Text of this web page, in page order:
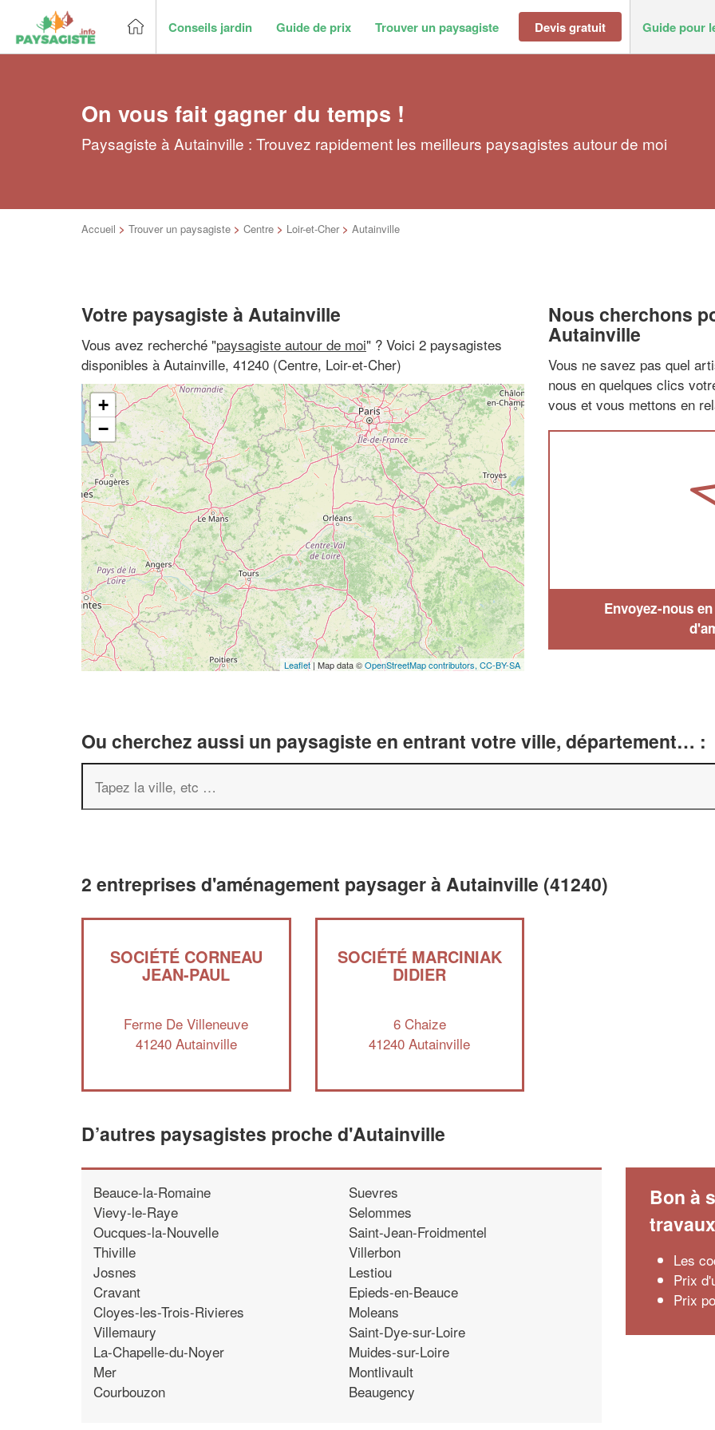
Conseils jardin Guide de prix Trouver un paysagiste Devis gratuit Guide pour
On vous fait gagner du temps !
Paysagiste à Autainville : Trouvez rapidement les meilleurs paysagistes autour de moi
Accueil > Trouver un paysagiste > Centre > Loir-et-Cher > Autainville
Votre paysagiste à Autainville
Vous avez recherché "paysagiste autour de moi" ? Voici 2 paysagistes
disponibles à Autainville, 41240 (Centre, Loir-et-Cher)
+
−
Leaflet| Map data ©OpenStreetMap contributors, CC-BY-SA
Nous cherchons
Autainville
Vous ne savez pas quel
nous en quelques clics
vous et vous mettons en
Envoyez-nous
Ou cherchez aussi un paysagiste en entrant votre ville, département… :
2 entreprises d'aménagement paysager à Autainville (41240)
SOCIÉTÉ CORNEAU
JEAN-PAUL
Ferme De Villeneuve
41240 Autainville
SOCIÉTÉ MARCINIAK
DIDIER
6 Chaize
41240 Autainville
D’autres paysagistes proche d'Autainville
Beauce-la-Romaine
Vievy-le-Raye
Oucques-la-Nouvelle
Thiville
Josnes
Cravant
Cloyes-les-Trois-Rivieres
Villemaury
La-Chapelle-du-Noyer
Mer
Courbouzon
Suevres
Selommes
Saint-Jean-Froidmentel
Villerbon
Lestiou
Epieds-en-Beauce
Moleans
Saint-Dye-sur-Loire
Muides-sur-Loire
Montlivault
Beaugency
Bon à
travaux
Les
Prix
Prix